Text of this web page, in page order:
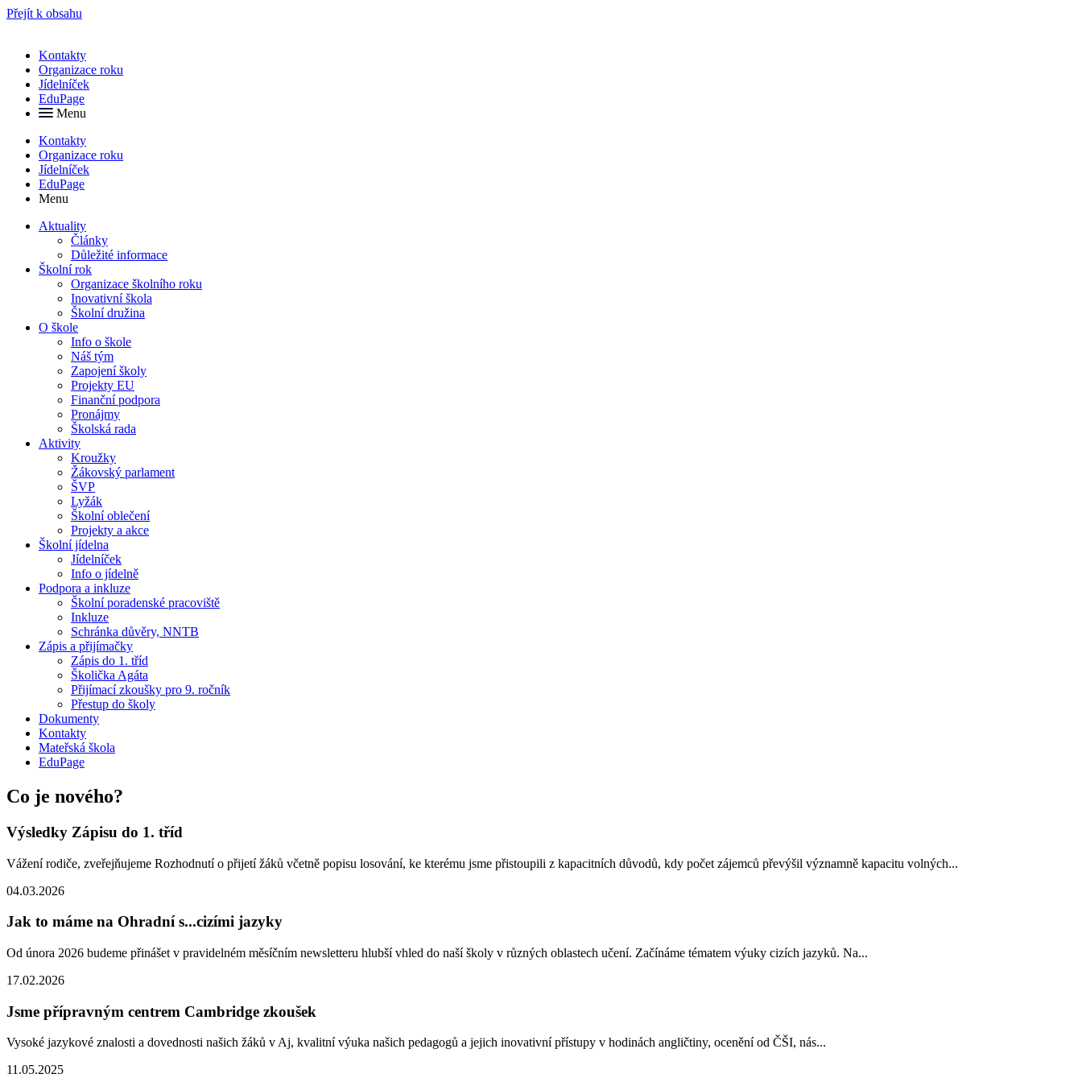
Přejít k obsahu
Kontakty
Organizace roku
Jídelníček
EduPage
Menu
Kontakty
Organizace roku
Jídelníček
EduPage
Menu
Aktuality
Články
Důležité informace
Školní rok
Organizace školního roku
Inovativní škola
Školní družina
O škole
Info o škole
Náš tým
Zapojení školy
Projekty EU
Finanční podpora
Pronájmy
Školská rada
Aktivity
Kroužky
Žákovský parlament
ŠVP
Lyžák
Školní oblečení
Projekty a akce
Školní jídelna
Jídelníček
Info o jídelně
Podpora a inkluze
Školní poradenské pracoviště
Inkluze
Schránka důvěry, NNTB
Zápis a přijímačky
Zápis do 1. tříd
Školička Agáta
Přijímací zkoušky pro 9. ročník
Přestup do školy
Dokumenty
Kontakty
Mateřská škola
EduPage
Co je nového?
Výsledky Zápisu do 1. tříd
Vážení rodiče, zveřejňujeme Rozhodnutí o přijetí žáků včetně popisu losování, ke kterému jsme přistoupili z kapacitních důvodů, kdy počet zájemců převýšil významně kapacitu volných...
04.03.2026
Jak to máme na Ohradní s...cizími jazyky
Od února 2026 budeme přinášet v pravidelném měsíčním newsletteru hlubší vhled do naší školy v různých oblastech učení. Začínáme tématem výuky cizích jazyků. Na...
17.02.2026
Jsme přípravným centrem Cambridge zkoušek
Vysoké jazykové znalosti a dovednosti našich žáků v Aj, kvalitní výuka našich pedagogů a jejich inovativní přístupy v hodinách angličtiny, ocenění od ČŠI, nás...
11.05.2025